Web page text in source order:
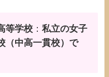
等学校： 私立の女子
（中高一貫校）で